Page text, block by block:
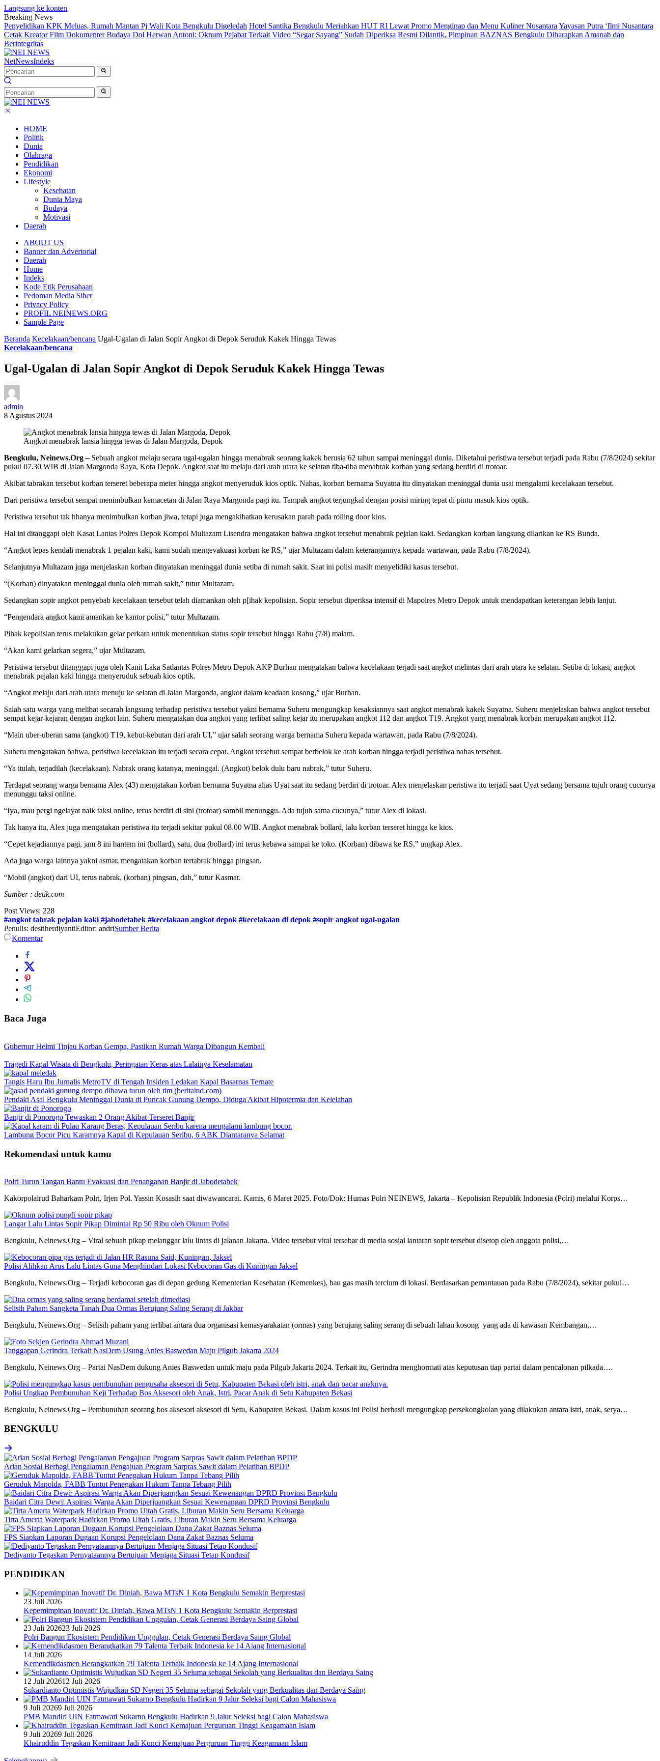
Langsung ke konten
Breaking News
Penyelidikan KPK Meluas, Rumah Mantan Pj Wali Kota Bengkulu Digeledah Hotel Santika Bengkulu Meriahkan HUT RI Lewat Promo Menginap dan Menu Kuliner Nusantara Yayasan Putra ‘Ilmi Nusantara
Cetak Kreator Film Dokumenter Budaya Dol Herwan Antoni: Oknum Pejabat Terkait Video “Segar Sayang” Sudah Diperiksa Resmi Dilantik, Pimpinan BAZNAS Bengkulu Diharapkan Amanah dan
Berintegritas
NeiNewsIndeks
HOME
Politik
Dunia
Olahraga
Pendidikan
Ekonomi
Lifestyle
Kesehatan
Dunia Maya
Budaya
Motivasi
Daerah
ABOUT US
Banner dan Advertorial
Daerah
Home
Indeks
Kode Etik Perusahaan
Pedoman Media Siber
Privacy Policy
PROFIL NEINEWS.ORG
Sample Page
Beranda Kecelakaan/bencana Ugal-Ugalan di Jalan Sopir Angkot di Depok Seruduk Kakek Hingga Tewas
Kecelakaan/bencana
Ugal-Ugalan di Jalan Sopir Angkot di Depok Seruduk Kakek Hingga Tewas
admin
8 Agustus 2024
Angkot menabrak lansia hingga tewas di Jalan Margoda, Depok
Bengkulu, Neinews.Org –Sebuah angkot melaju secara ugal-ugalan hingga menabrak seorang kakek berusia 62 tahun sampai meninggal dunia. Diketahui peristiwa tersebut terjadi pada Rabu (7/8/2024) sekitar
pukul 07.30 WIB di Jalan Margonda Raya, Kota Depok. Angkot saat itu melaju dari arah utara ke selatan tiba-tiba menabrak korban yang sedang berdiri di trotoar.
Akibat tabrakan tersebut korban terseret beberapa meter hingga angkot menyeruduk kios optik. Nahas, korban bernama Suyatna itu dinyatakan meninggal dunia usai mengalami kecelakaan tersebut.
Dari peristiwa tersebut sempat menimbulkan kemacetan di Jalan Raya Margonda pagi itu. Tampak angkot terjungkal dengan posisi miring tepat di pintu masuk kios optik.
Peristiwa tersebut tak hhanya menimbulkan korban jiwa, tetapi juga mengakibatkan kerusakan parah pada rolling door kios.
Hal ini ditanggapi oleh Kasat Lantas Polres Depok Kompol Multazam Lisendra mengatakan bahwa angkot tersebut menabrak pejalan kaki. Sedangkan korban langsung dilarikan ke RS Bunda.
“Angkot lepas kendali menabrak 1 pejalan kaki, kami sudah mengevakuasi korban ke RS,” ujar Multazam dalam keterangannya kepada wartawan, pada Rabu (7/8/2024).
Selanjutnya Multazam juga menjelaskan korban dinyatakan meninggal dunia setiba di rumah sakit. Saat ini polisi masih menyelidiki kasus tersebut.
“(Korban) dinyatakan meninggal dunia oleh rumah sakit,” tutur Multazam.
Sedangkan sopir angkot penyebab kecelakaan tersebut telah diamankan oleh p[ihak kepolisian. Sopir tersebut diperiksa intensif di Mapolres Metro Depok untuk mendapatkan keterangan lebih lanjut.
“Pengendara angkot kami amankan ke kantor polisi,” tutur Multazam.
Pihak kepolisian terus melakukan gelar perkara untuk menentukan status sopir tersebut hingga Rabu (7/8) malam.
“Akan kami gelarkan segera,” ujar Multazam.
Peristiwa tersebut ditanggapi juga oleh Kanit Laka Satlantas Polres Metro Depok AKP Burhan mengatakan bahwa kecelakaan terjadi saat angkot melintas dari arah utara ke selatan. Setiba di lokasi, angkot
menabrak pejalan kaki hingga menyeruduk sebuah kios optik.
“Angkot melaju dari arah utara menuju ke selatan di Jalan Margonda, angkot dalam keadaan kosong,” ujar Burhan.
Salah satu warga yang melihat secarah langsung terhadap peristiwa tersebut yakni bernama Suheru mengungkap kesaksiannya saat angkot menabrak kakek Suyatna. Suheru menjelaskan bahwa angkot tersebut
sempat kejar-kejaran dengan angkot lain. Suheru mengatakan dua angkot yang terlibat saling kejar itu merupakan angkot 112 dan angkot T19. Angkot yang menabrak korban merupakan angkot 112.
“Main uber-uberan sama (angkot) T19, kebut-kebutan dari arah UI,” ujar salah seorang warga bernama Suheru kepada wartawan, pada Rabu (7/8/2024).
Suheru mengatakan bahwa, peristiwa kecelakaan itu terjadi secara cepat. Angkot tersebut sempat berbelok ke arah korban hingga terjadi peristiwa nahas tersebut.
“Ya itulah, terjadilah (kecelakaan). Nabrak orang katanya, meninggal. (Angkot) belok dulu baru nabrak,” tutur Suheru.
Terdapat seorang warga bernama Alex (43) mengatakan korban bernama Suyatna alias Uyat saat itu sedang berdiri di trotoar. Alex menjelaskan peristiwa itu terjadi saat Uyat sedang bersama tujuh orang cucunya
menunggu taksi online.
“Iya, mau pergi ngelayat naik taksi online, terus berdiri di sini (trotoar) sambil menunggu. Ada tujuh sama cucunya,” tutur Alex di lokasi.
Tak hanya itu, Alex juga mengatakan peristiwa itu terjadi sekitar pukul 08.00 WIB. Angkot menabrak bollard, lalu korban terseret hingga ke kios.
“Cepet kejadiannya pagi, jam 8 ini hantem ini (bollard), satu, dua (bollard) ini terus kebawa sampai ke toko. (Korban) dibawa ke RS,” ungkap Alex.
Ada juga warga lainnya yakni asmar, mengatakan korban tertabrak hingga pingsan.
“Mobil (angkot) dari UI, terus nabrak, (korban) pingsan, dah,” tutur Kasmar.
Sumber : detik.com
Post Views: 228
#angkot tabrak pejalan kaki #jabodetabek #kecelakaan angkot depok #kecelakaan di depok #sopir angkot ugal-ugalan
Penulis: destiherdiyantiEditor: andriSumber Berita
Komentar
Baca Juga
Gubernur Helmi Tinjau Korban Gempa, Pastikan Rumah Warga Dibangun Kembali
Tragedi Kapal Wisata di Bengkulu, Peringatan Keras atas Lalainya Keselamatan
Tangis Haru Ibu Jurnalis MetroTV di Tengah Insiden Ledakan Kapal Basarnas Ternate
Pendaki Asal Bengkulu Meninggal Dunia di Puncak Gunung Dempo, Diduga Akibat Hipotermia dan Kelelahan
Banjir di Ponorogo Tewaskan 2 Orang Akibat Terseret Banjir
Lambung Bocor Picu Karamnya Kapal di Kepulauan Seribu, 6 ABK Diantaranya Selamat
Rekomendasi untuk kamu
Polri Turun Tangan Bantu Evakuasi dan Penanganan Banjir di Jabodetabek
Kakorpolairud Baharkam Polri, Irjen Pol. Yassin Kosasih saat diwawancarai. Kamis, 6 Maret 2025. Foto/Dok: Humas Polri NEINEWS, Jakarta – Kepolisian Republik Indonesia (Polri) melalui Korps…
Langar Lalu Lintas Sopir Pikap Dimintai Rp 50 Ribu oleh Oknum Polisi
Bengkulu, Neinews.Org – Viral sebuah pikap melanggar lalu lintas di jalanan Jakarta. Video tersebut viral tersebar di media sosial lantaran sopir tersebut disetop oleh anggota polisi,…
Polisi Alihkan Arus Lalu Lintas Guna Menghindari Lokasi Kebocoran Gas di Kuningan Jaksel
Bengkulu, Neinews.Org – Terjadi kebocoran gas di depan gedung Kementerian Kesehatan (Kemenkes), bau gas masih tercium di lokasi. Berdasarkan pemantauan pada Rabu (7/8/2024), sekitar pukul…
Selisih Paham Sangketa Tanah Dua Ormas Berujung Saling Serang di Jakbar
Bengkulu, Neinews.Org – Selisih paham yang terlibat antara dua organisasi kemasyarakatan (ormas) yang berujung saling serang di sebuah lahan kosong yang ada di kawasan Kembangan,…
Tanggapan Gerindra Terkait NasDem Usung Anies Baswedan Maju Pilgub Jakarta 2024
Bengkulu, Neinews.Org – Partai NasDem dukung Anies Baswedan untuk maju pada Pilgub Jakarta 2024. Terkait itu, Gerindra menghormati atas keputusan tiap partai dalam pencalonan pilkada….
Polisi Ungkap Pembunuhan Keji Terhadap Bos Aksesori oleh Anak, Istri, Pacar Anak di Setu Kabupaten Bekasi
Bengkulu, Neinews.Org – Pembunuhan seorang bos aksesori aksesori di Setu, Kabupaten Bekasi. Dalam kasus ini Polisi berhasil mengungkap persekongkolan yang dilakukan antara istri, anak, serya…
BENGKULU
Arian Sosial Berbagi Pengalaman Pengajuan Program Sarpras Sawit dalam Pelatihan BPDP
Geruduk Mapolda, FABB Tuntut Penegakan Hukum Tanpa Tebang Pilih
Baidari Citra Dewi: Aspirasi Warga Akan Diperjuangkan Sesuai Kewenangan DPRD Provinsi Bengkulu
Tirta Amerta Waterpark Hadirkan Promo Ultah Gratis, Liburan Makin Seru Bersama Keluarga
FPS Siapkan Laporan Dugaan Korupsi Pengelolaan Dana Zakat Baznas Seluma
Dediyanto Tegaskan Pernyataannya Bertujuan Menjaga Situasi Tetap Kondusif
PENDIDIKAN
23 Juli 2026
Kepemimpinan Inovatif Dr. Diniah, Bawa MTsN 1 Kota Bengkulu Semakin Berprestasi
23 Juli 202623 Juli 2026
Polri Bangun Ekosistem Pendidikan Unggulan, Cetak Generasi Berdaya Saing Global
14 Juli 2026
Kemendikdasmen Berangkatkan 79 Talenta Terbaik Indonesia ke 14 Ajang Internasional
12 Juli 202612 Juli 2026
Sukardianto Optimistis Wujudkan SD Negeri 35 Seluma sebagai Sekolah yang Berkualitas dan Berdaya Saing
9 Juli 20269 Juli 2026
PMB Mandiri UIN Fatmawati Sukarno Bengkulu Hadirkan 9 Jalur Seleksi bagi Calon Mahasiswa
9 Juli 20269 Juli 2026
Khairuddin Tegaskan Kemitraan Jadi Kunci Kemajuan Perguruan Tinggi Keagamaan Islam